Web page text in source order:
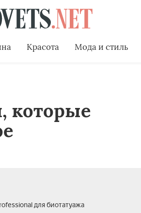
Красота Мода и стиль
которые
для биотатуажа